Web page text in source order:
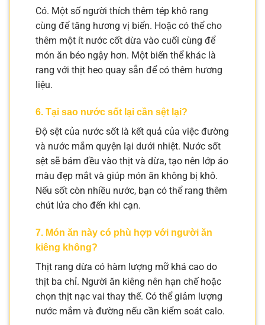
Có. Một số người thích thêm tép khô rang
cùng để tăng hương vị biển. Hoặc có thể cho
thêm một ít nước cốt dừa vào cuối cùng để
món ăn béo ngậy hơn. Một biến thể khác là
rang với thịt heo quay sẵn để có thêm hương
liệu.
6. Tại sao nước sốt lại cần sệt lại?
Độ sệt của nước sốt là kết quả của việc đường
và nước mắm quyện lại dưới nhiệt. Nước sốt
sệt sẽ bám đều vào thịt và dừa, tạo nên lớp áo
màu đẹp mắt và giúp món ăn không bị khô.
Nếu sốt còn nhiều nước, bạn có thể rang thêm
chút lửa cho đến khi cạn.
7. Món ăn này có phù hợp với người ăn
kiêng không?
Thịt rang dừa có hàm lượng mỡ khá cao do
thịt ba chỉ. Người ăn kiêng nên hạn chế hoặc
chọn thịt nạc vai thay thế. Có thể giảm lượng
nước mắm và đường nếu cần kiểm soát calo.